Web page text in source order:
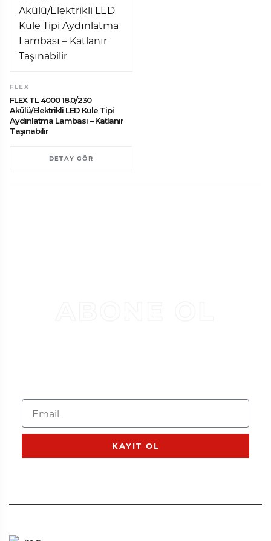
FLEX
FLEX TL 4000 18.0/230
Akülü/Elektrikli LED Kule Tipi
Aydınlatma Lambası – Katlanır
Taşınabilir
DETAY GÖR
KAYIT OL